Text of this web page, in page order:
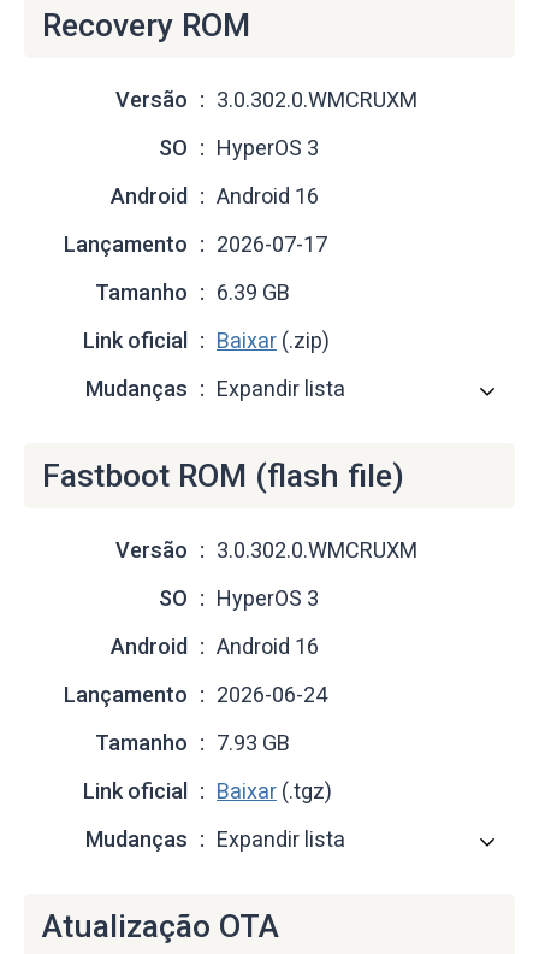
Recovery ROM
Versão
3.0.302.0.WMCRUXM
SO
HyperOS 3
Android
Android 16
Lançamento
2026-07-17
Tamanho
6.39 GB
Link oficial
Baixar (.zip)
Mudanças
Expandir lista
Fastboot ROM (flash file)
Versão
3.0.302.0.WMCRUXM
SO
HyperOS 3
Android
Android 16
Lançamento
2026-06-24
Tamanho
7.93 GB
Link oficial
Baixar (.tgz)
Mudanças
Expandir lista
Atualização OTA